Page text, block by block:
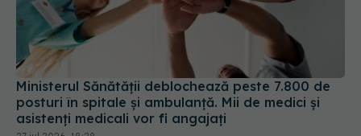
Ministerul Sănătății deblochează peste 7.800 de
posturi în spitale și ambulanță. Mii de medici și
asistenți medicali vor fi angajați
27 iul 2026, 18:28